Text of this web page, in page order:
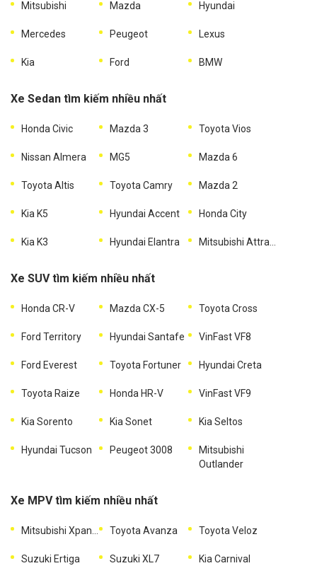
Mitsubishi Mazda Hyundai
Mercedes Peugeot Lexus
Kia Ford BMW
Xe Sedan tìm kiếm nhiều nhất
Honda Civic Mazda 3 Toyota Vios
Nissan Almera MG5 Mazda 6
Toyota Altis Toyota Camry Mazda 2
Kia K5 Hyundai Accent Honda City
Kia K3 Hyundai Elantra
Xe SUV tìm kiếm nhiều nhất
Honda CR-V Mazda CX-5 Toyota Cross
Ford Territory Hyundai Santafe VinFast VF8
Ford Everest Toyota Fortuner Hyundai Creta
Toyota Raize Honda HR-V VinFast VF9
Kia Sorento Kia Sonet Kia Seltos
Hyundai Tucson Peugeot 3008
Mitsubishi
Outlander
Xe MPV tìm kiếm nhiều nhất
Toyota Avanza Toyota Veloz
Suzuki Ertiga Suzuki XL7 Kia Carnival